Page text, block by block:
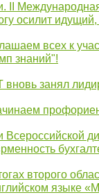
II
осилит
всех к
знаний"!
вновь занял
Всероссийской
второго
языке